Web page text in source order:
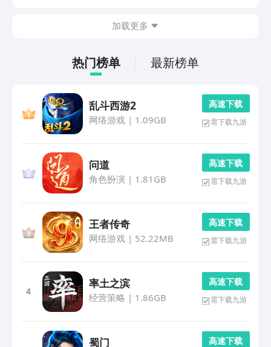
加载更多
热门榜单 最新榜单
乱斗西游2
网络游戏| 1.09GB
高 速 下 载
需下载九游
问道
角色扮演 | 1.81GB
高 速 下 载
需下载九游
王者传奇
网络游戏| 52.22MB
高 速 下 载
需下载九游
4
率土之滨
经营策略 | 1.86GB
高 速 下 载
需下载九游
蜀门 高 速 下 载